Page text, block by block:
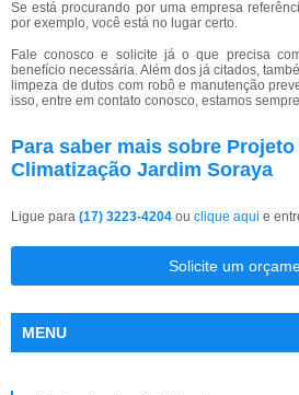
Se está procurando por uma empresa
por exemplo, você está no lugar certo.
Fale conosco e solicite já o que precisa
benefício necessária. Além dos já citados,
limpeza de dutos com robô e manutenção
isso, entre em contato conosco, estamos
Para saber mais sobre
Climatização Jardim Soraya
Ligue para (17) 3223-4204 ou clique aqui e
Solicite um
MENU